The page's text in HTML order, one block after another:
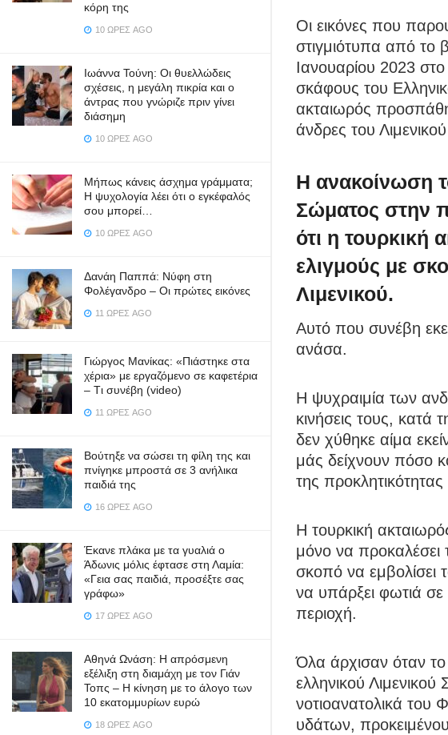
κόρη της
10 ΏΡΕΣ AGO
Ιωάννα Τούνη: Οι θυελλώδεις
σχέσεις, η μεγάλη πικρία και ο
άντρας που γνώριζε πριν γίνει
διάσημη
10 ΏΡΕΣ AGO
Μήπως κάνεις άσχημα γράμματα;
Η ψυχολογία λέει ότι ο εγκέφαλός
σου μπορεί…
10 ΏΡΕΣ AGO
Δανάη Παππά: Νύφη στη
Φολέγανδρο – Οι πρώτες εικόνες
11 ΏΡΕΣ AGO
Γιώργος Μανίκας: «Πιάστηκε στα
χέρια» με εργαζόμενο σε καφετέρια
– Tι συνέβη (video)
11 ΏΡΕΣ AGO
Βούτηξε να σώσει τη φίλη της και
πνίγηκε μπροστά σε 3 ανήλικα
παιδιά της
16 ΏΡΕΣ AGO
Έκανε πλάκα με τα γυαλιά ο
Άδωνις μόλις έφτασε στη Λαμία:
«Γεια σας παιδιά, προσέξτε σας
γράφω»
17 ΏΡΕΣ AGO
Αθηνά Ωνάση: Η απρόσμενη
εξέλιξη στη διαμάχη με τον Γιάν
Τοπς – Η κίνηση με το άλογο των
10 εκατομμυρίων ευρώ
18 ΏΡΕΣ AGO
Οι εικόνες που
στιγμιότυπα από το
Ιανουαρίου 2023
σκάφους του
ακταιωρός
άνδρες του
Η ανακοίνωση
Σώματος στην
ότι η τουρκική
ελιγμούς με
Λιμενικού.
Αυτό που συνέβη
ανάσα.
Η ψυχραιμία των
κινήσεις τους, κατά
δεν χύθηκε αίμα
μάς δείχνουν πόσο
της
Η τουρκική
μόνο να προκαλέσει
σκοπό να εμβολίσει
να υπάρξει φωτιά σε
περιοχή.
Όλα άρχισαν όταν
ελληνικού
νοτιοανατολικά του
υδάτων,